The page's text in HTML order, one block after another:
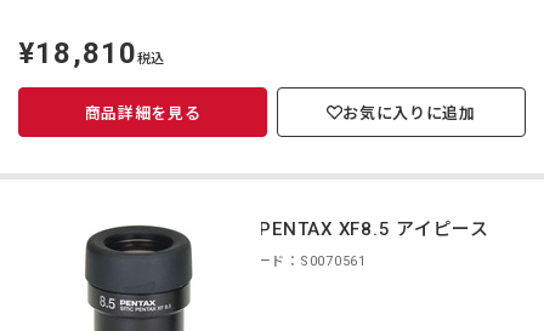
定
価
¥18,810税込
商品詳細を見る お気に入りに追加
smc PENTAX XF8.5 アイピース
商品コード：S0070561